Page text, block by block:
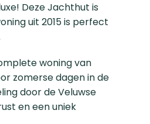
Deze Jachthut is
uit 2015 is perfect
woning van
zomerse dagen in de
door de Veluwse
en een uniek